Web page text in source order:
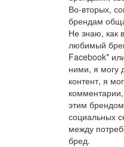
Во-вторых,
брендам
Не знаю, как
любимый
Facebook*
ними, я могу
контент, я
этим
социальных
между
бред.